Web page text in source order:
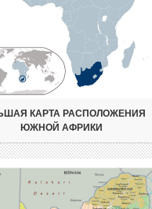
КАРТА РАСПОЛОЖЕНИЯ
ЮЖНОЙ АФРИКИ